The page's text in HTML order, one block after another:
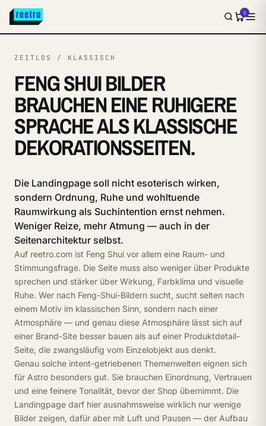
0
ZEITLOS / KLASSISCH
FENG SHUI BILDER
BRAUCHEN EINE RUHIGERE
SPRACHE ALS KLASSISCHE
DEKORATIONSSEITEN.
Die Landingpage soll nicht esoterisch wirken,
sondern Ordnung, Ruhe und wohltuende
Raumwirkung als Suchintention ernst nehmen.
Weniger Reize, mehr Atmung — auch in der
Seitenarchitektur selbst.
Auf reetro.com ist Feng Shui vor allem eine Raum- und
Stimmungsfrage. Die Seite muss also weniger über Produkte
sprechen und stärker über Wirkung, Farbklima und visuelle
Ruhe. Wer nach Feng-Shui-Bildern sucht, sucht selten nach
einem Motiv im klassischen Sinn, sondern nach einer
Atmosphäre — und genau diese Atmosphäre lässt sich auf
einer Brand-Site besser bauen als auf einer Produktdetail-
Seite, die zwangsläufig vom Einzelobjekt aus denkt.
Genau solche intent-getriebenen Themenwelten eignen sich
für Astro besonders gut. Sie brauchen Einordnung, Vertrauen
und eine feinere Tonalität, bevor der Shop übernimmt. Die
Landingpage darf hier ausnahmsweise wirklich nur wenige
Bilder zeigen, dafür aber mit Luft und Pausen — der Aufbau